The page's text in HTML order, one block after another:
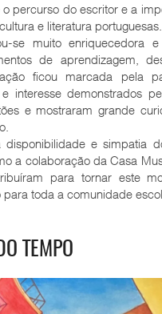
percurso do escritor e a
e literatura portuguesas.
se muito enriquecedora e
de aprendizagem,
ficou marcada pela
interesse demonstrados
e mostraram grande
disponibilidade e simpatia
a colaboração da Casa
para tornar este
toda a comunidade
TEMPO